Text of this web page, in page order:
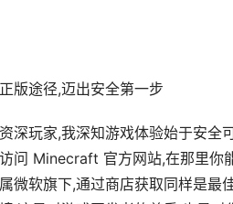
版途径,迈出安全第一步
深玩家,我深知游戏体验始于安全
问 Minecraft 官方网站,在那里你
微软旗下,通过商店获取同样是最